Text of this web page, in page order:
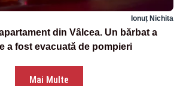
Ionuț Nichita
din Vâlcea. Un bărbat a
a fost evacuată de pompieri
Mai Multe